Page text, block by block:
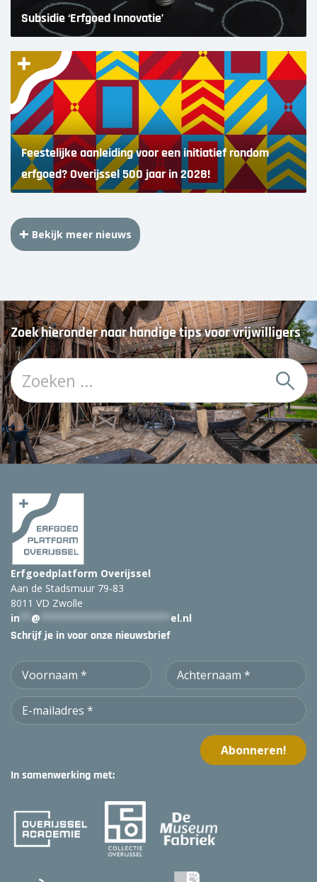
Subsidie ‘Erfgoed Innovatie’
Feestelijke aanleiding voor een initiatief rondom
erfgoed? Overijssel 500 jaar in 2028!
Bekijk meer nieuws
Zoek hieronder naar handige tips voor vrijwilligers
Z
o
e
k
:
Erfgoedplatform Overijssel
Aan de Stadsmuur 79-83
8011 VD Zwolle
in
@ el.nl
Schrijf je in voor onze nieuwsbrief
In samenwerking met: